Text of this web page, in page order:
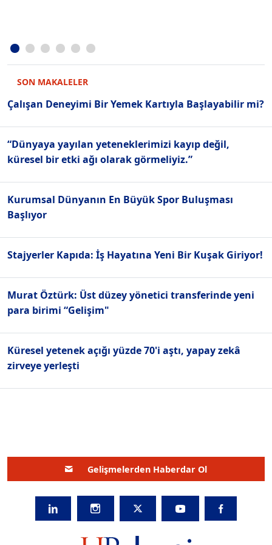
SON MAKALELER
Çalışan Deneyimi Bir Yemek Kartıyla Başlayabilir mi?
“Dünyaya yayılan yeteneklerimizi kayıp değil,
küresel bir etki ağı olarak görmeliyiz.”
Kurumsal Dünyanın En Büyük Spor Buluşması
Başlıyor
Stajyerler Kapıda: İş Hayatına Yeni Bir Kuşak Giriyor!
Murat Öztürk: Üst düzey yönetici transferinde yeni
para birimi “Gelişim"
Küresel yetenek açığı yüzde 70'i aştı, yapay zekâ
zirveye yerleşti
Gelişmelerden Haberdar Ol